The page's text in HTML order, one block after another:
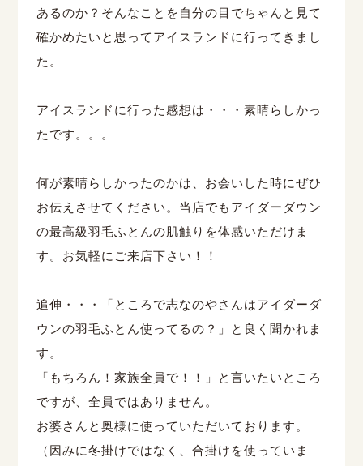
あるのか？そんなことを自分の目でちゃんと見て
確かめたいと思ってアイスランドに行ってきまし
た。
アイスランドに行った感想は・・・素晴らしかっ
たです。。。
何が素晴らしかったのかは、お会いした時にぜひ
お伝えさせてください。当店でもアイダーダウン
の最高級羽毛ふとんの肌触りを体感いただけま
す。お気軽にご来店下さい！！
追伸・・・「ところで志なのやさんはアイダーダ
ウンの羽毛ふとん使ってるの？」と良く聞かれま
す。
「もちろん！家族全員で！！」と言いたいところ
ですが、全員ではありません。
お婆さんと奥様に使っていただいております。
（因みに冬掛けではなく、合掛けを使っていま